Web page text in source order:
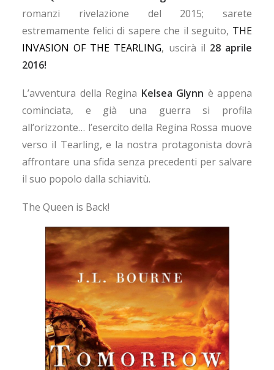
romanzi rivelazione del 2015; sarete
estremamente felici di sapere che il seguito, THE
INVASION OF THE TEARLING, uscirà il 28 aprile
2016!
L’avventura della Regina Kelsea Glynn è appena
cominciata, e già una guerra si profila
all’orizzonte… l’esercito della Regina Rossa muove
verso il Tearling, e la nostra protagonista dovrà
affrontare una sfida senza precedenti per salvare
il suo popolo dalla schiavitù.
The Queen is Back!